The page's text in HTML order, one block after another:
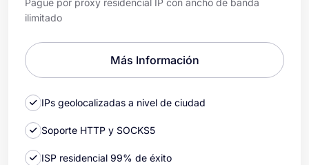
ilimitado
Más Información
IPs geolocalizadas a nivel de ciudad
Soporte HTTP y SOCKS5
ISP residencial 99% de éxito